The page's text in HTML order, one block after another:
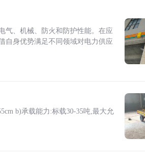
气、机械、防火和防护性能。在应
自身优势满足不同领域对电力供应
b)承载能力:标载30-35吨,最大允